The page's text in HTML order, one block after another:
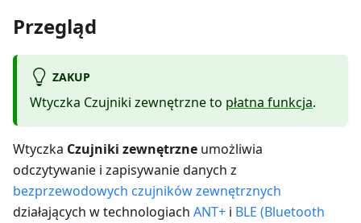
Przegląd
ZAKUP
Wtyczka Czujniki zewnętrzne to płatna funkcja.
Wtyczka Czujniki zewnętrzne umożliwia
odczytywanie i zapisywanie danych z
bezprzewodowych czujników zewnętrznych
działających w technologiach ANT+ i BLE (Bluetooth